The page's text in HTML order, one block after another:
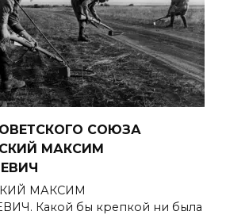
СОЮЗА
МАКСИМ
МАКСИМ
Какой бы крепкой ни была